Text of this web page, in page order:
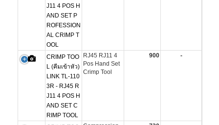
J11 4 POS H
AND SET P
ROFESSION
AL CRIMP T
OOL
CRIMP TOO
L (คีมเข้าหัว)
LINK TL-110
3R - RJ45 R
J11 4 POS H
AND SET C
RIMP TOOL
RJ45 RJ11 4
Pos Hand Set
Crimp Tool
900 -